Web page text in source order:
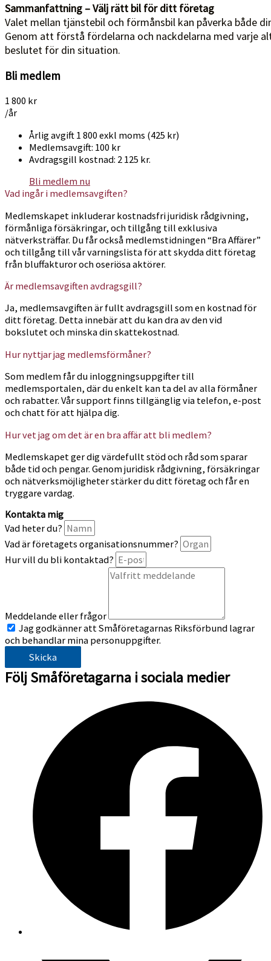
Sammanfattning – Välj rätt bil för ditt företag
Valet mellan tjänstebil och förmånsbil kan påverka både
Genom att förstå fördelarna och nackdelarna med varje
beslutet för din situation.
Bli medlem
1 800 kr
/år
Årlig avgift 1 800 exkl moms (425 kr)
Medlemsavgift: 100 kr
Avdragsgill kostnad: 2 125 kr.
Bli medlem nu
Vad ingår i medlemsavgiften?
Medlemskapet inkluderar kostnadsfri juridisk rådgivning,
förmånliga försäkringar, och tillgång till exklusiva
nätverksträffar. Du får också medlemstidningen “Bra Affärer”
och tillgång till vår varningslista för att skydda ditt företag
från bluffakturor och oseriösa aktörer.
Är medlemsavgiften avdragsgill?
Ja, medlemsavgiften är fullt avdragsgill som en kostnad för
ditt företag. Detta innebär att du kan dra av den vid
bokslutet och minska din skattekostnad.
Hur nyttjar jag medlemsförmåner?
Som medlem får du inloggningsuppgifter till
medlemsportalen, där du enkelt kan ta del av alla förmåner
och rabatter. Vår support finns tillgänglig via telefon, e-post
och chatt för att hjälpa dig.
Hur vet jag om det är en bra affär att bli medlem?
Medlemskapet ger dig värdefullt stöd och råd som sparar
både tid och pengar. Genom juridisk rådgivning, försäkringar
och nätverksmöjligheter stärker du ditt företag och får en
tryggare vardag.
Kontakta mig
Vad heter du?
Vad är företagets organisationsnummer?
Hur vill du bli kontaktad?
Meddelande eller frågor
Jag godkänner att Småföretagarnas Riksförbund lagrar
och behandlar mina personuppgifter.
Skicka
Följ Småföretagarna i sociala medier